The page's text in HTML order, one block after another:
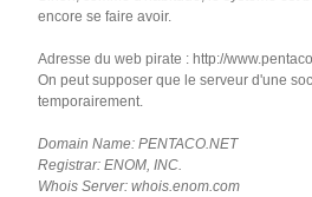
encore se faire avoir.
Adresse du web pirate : http://
On peut supposer que le serveur d'une
temporairement.
Domain Name: PENTACO.NET
Registrar: ENOM, INC.
Whois Server: whois.enom.com